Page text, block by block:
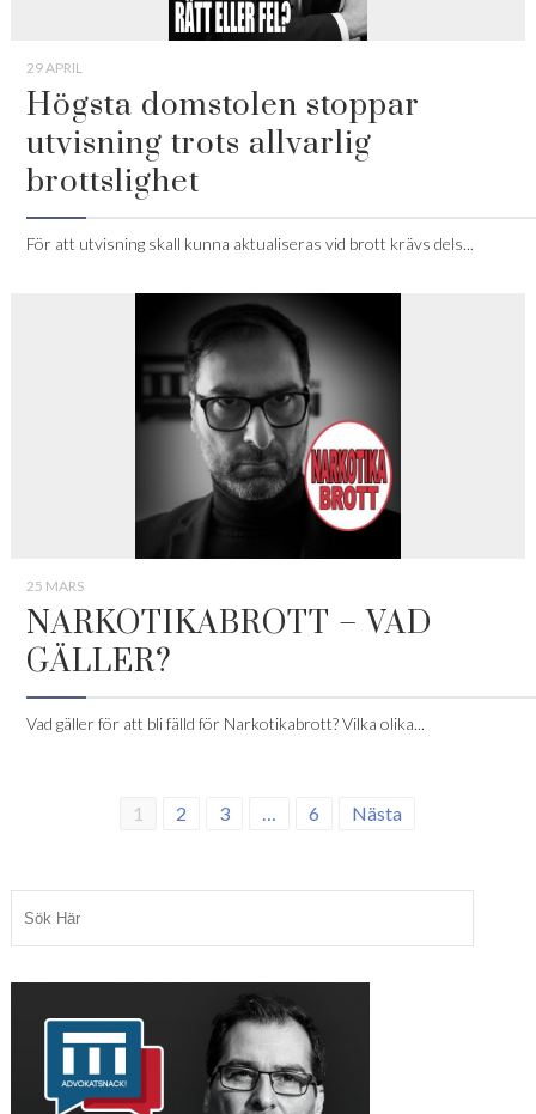
29 APRIL
Högsta domstolen stoppar
utvisning trots allvarlig
brottslighet
För att utvisning skall kunna aktualiseras vid brott krävs dels...
25 MARS
NARKOTIKABROTT – VAD
GÄLLER?
Vad gäller för att bli fälld för Narkotikabrott? Vilka olika...
1 2 3 … 6 Nästa